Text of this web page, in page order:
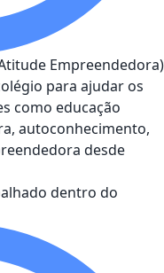
Empreendedora)
para ajudar os
como educação
autoconhecimento,
desde
dentro do